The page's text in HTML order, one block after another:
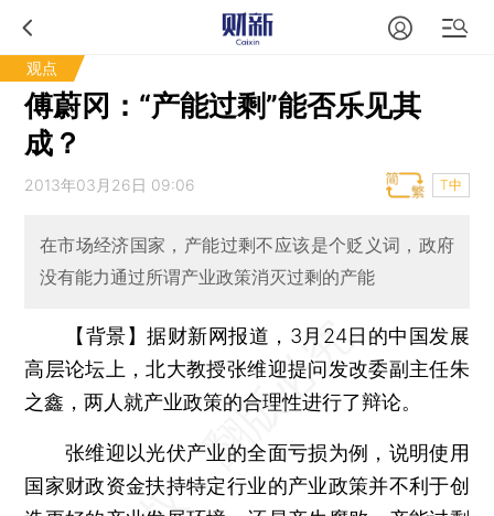
观点
傅蔚冈：“产能过剩”能否乐见其
成？
2013年03月26日 09:06 T中
在市场经济国家，产能过剩不应该是个贬义词，政府
没有能力通过所谓产业政策消灭过剩的产能
【背景】据财新网报道，3月24日的中国发展
高层论坛上，北大教授张维迎提问发改委副主任朱
之鑫，两人就产业政策的合理性进行了辩论。
张维迎以光伏产业的全面亏损为例，说明使用
国家财政资金扶持特定行业的产业政策并不利于创